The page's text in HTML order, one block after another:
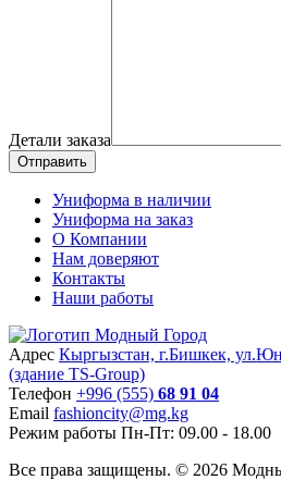
Детали заказа
Отправить
Униформа в наличии
Униформа на заказ
О Компании
Нам доверяют
Контакты
Наши работы
Адрес Кыргызстан, г.Бишкек,
(здание TS-Group)
Teлефон +996 (555) 68 91 04
Email fashioncity@mg.kg
Режим работы Пн-Пт: 09.00 - 18.00
Все права защищены. © 2026